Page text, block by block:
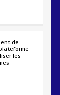
de
les